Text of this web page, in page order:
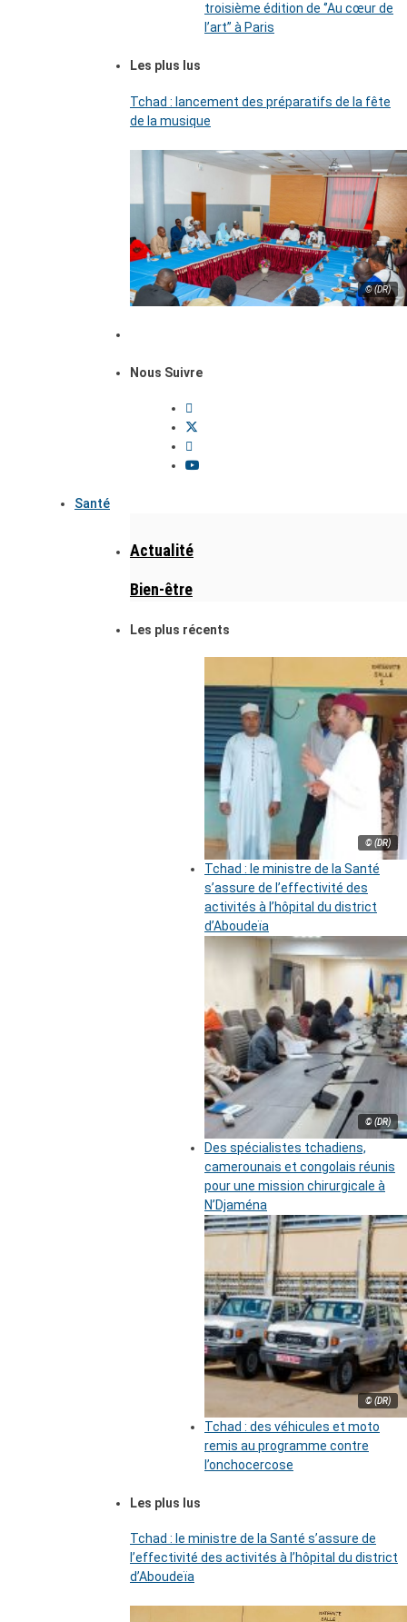
troisième édition de ‘’Au cœur de
l’art’’ à Paris
Les plus lus
Tchad : lancement des préparatifs de la fête
de la musique
© (DR)
Nous Suivre
Santé
Actualité
Bien-être
Les plus récents
© (DR)
Tchad : le ministre de la Santé
s’assure de l’effectivité des
activités à l’hôpital du district
d’Aboudeïa
© (DR)
Des spécialistes tchadiens,
camerounais et congolais réunis
pour une mission chirurgicale à
N’Djaména
© (DR)
Tchad : des véhicules et moto
remis au programme contre
l’onchocercose
Les plus lus
Tchad : le ministre de la Santé s’assure de
l’effectivité des activités à l’hôpital du district
d’Aboudeïa